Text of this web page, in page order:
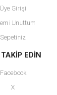
Üye Girişi
Unuttum
Sepetiniz
EDİN
Facebook
X